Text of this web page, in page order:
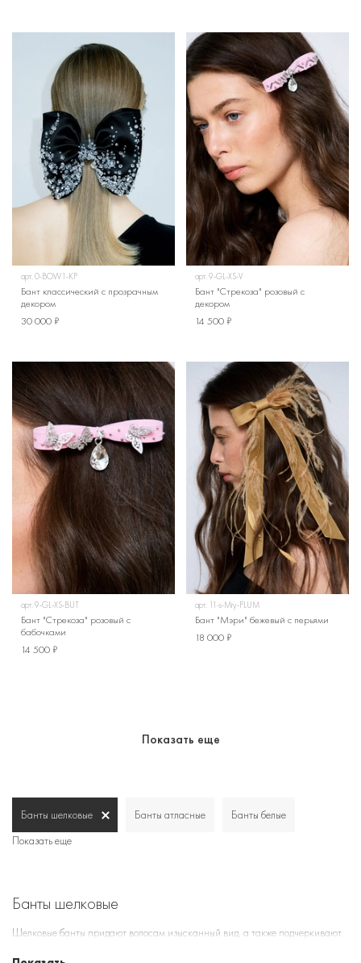
арт.0-BOW1-KP
Бант классический с прозрачным
декором
30 000 ₽
арт.9-GL-XS-V
Бант "Стрекоза" розовый с
декором
14 500 ₽
арт.9-GL-XS-BUT
Бант "Стрекоза" розовый с
бабочками
14 500 ₽
арт. 11-s-Mry-PLUM
Бант "Мэри" бежевый с перьями
18 000 ₽
Показать еще
Банты шелковые Банты атласные
Банты белые
Показать еще
Банты шелковые
Шелковые банты придают волосам изысканный вид, а также подчеркивают